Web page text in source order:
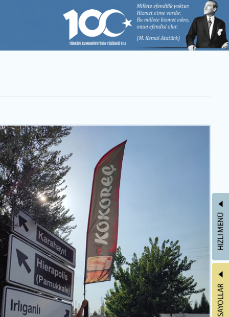
amacıyla
üzerinde
veren ve
tabelaları
yol açan
edeceği